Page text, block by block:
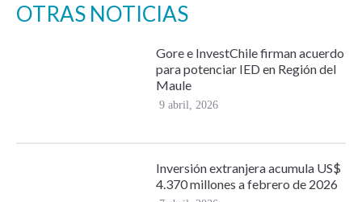
OTRAS NOTICIAS
Gore e InvestChile firman acuerdo
para potenciar IED en Región del
Maule
9 abril, 2026
Inversión extranjera acumula US$
4.370 millones a febrero de 2026